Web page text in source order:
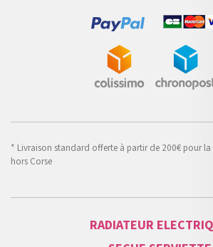
* Livraison standard offerte à partir de 200€ pour
hors Corse
RADIATEUR